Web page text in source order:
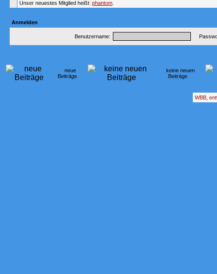
Unser neuestes Mitglied heißt: phantom
Anmelden
Benutzername:
neue
Beiträge
keine neuen
Beiträge
WBB,